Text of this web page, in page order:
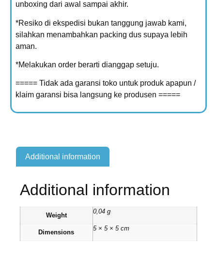
unboxing dari awal sampai akhir.
*Resiko di ekspedisi bukan tanggung jawab kami,
silahkan menambahkan packing dus supaya lebih
aman.
*Melakukan order berarti dianggap setuju.
===== Tidak ada garansi toko untuk produk apapun /
klaim garansi bisa langsung ke produsen =====
Additional information
Additional information
Weight
0,04 g
Dimensions
5 × 5 × 5 cm